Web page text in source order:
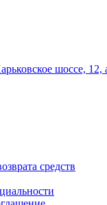
шоссе, 12,
средств